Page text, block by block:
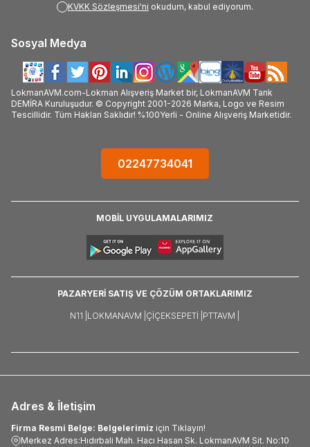
KVKK Sözleşmesi'ni okudum, kabul ediyorum.
Sosyal Medya
LokmanAVM.com-Lokman Alışveriş Market bir, LokmanAVM Tarık
DEMİRA Kuruluşudur. © Copyright 2001-2026 Marka, Logo ve Resim
Tescillidir. Tüm Hakları Saklıdır! %100Yerli - Online Alışveriş Marketidir.
02247734041
MOBİL UYGULAMALARIMIZ
PAZARYERİ SATIŞ VE ÇÖZÜM ORTAKLARIMIZ
N11 | LOKMANAVM | ÇIÇEKSEPETI | PTTAVM |
Adres & İletişim
Firma Resmi Belge: Belgelerimiz için Tıklayın!
Merkez Adres:Hıdırbali Mah. Hacı Hasan Sk. LokmanAVM Sit. No:10